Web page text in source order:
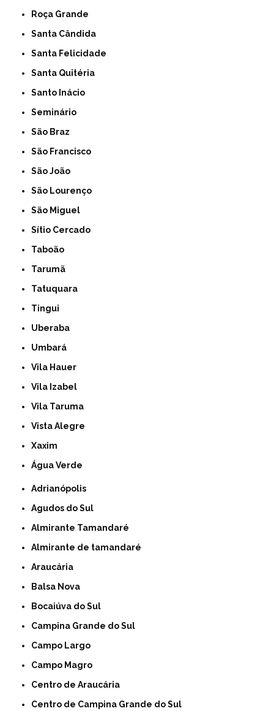
Roça Grande
Santa Cândida
Santa Felicidade
Santa Quitéria
Santo Inácio
Seminário
São Braz
São Francisco
São João
São Lourenço
São Miguel
Sítio Cercado
Taboão
Tarumã
Tatuquara
Tingui
Uberaba
Umbará
Vila Hauer
Vila Izabel
Vila Taruma
Vista Alegre
Xaxim
Água Verde
Adrianópolis
Agudos do Sul
Almirante Tamandaré
Almirante de tamandaré
Araucária
Balsa Nova
Bocaiúva do Sul
Campina Grande do Sul
Campo Largo
Campo Magro
Centro de Araucária
Centro de Campina Grande do Sul